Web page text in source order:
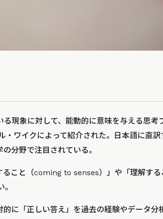
現象に対して、能動的に意味を与える思考
・ワイクによって紹介された。日本語に直
分野で注目されている。
ること（coming to senses）」や「理解す
に「正しい答え」を過去の経験やデータ分